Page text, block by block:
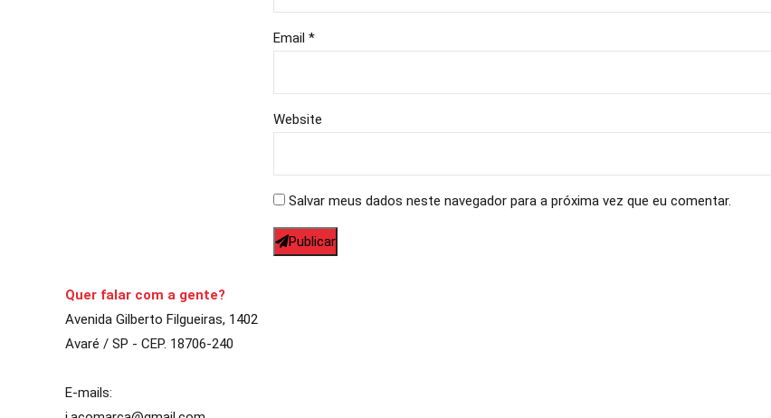
Email *
Website
Salvar meus dados neste navegador para a próxima vez que eu comentar.
Publicar
Quer falar com a gente?
Avenida Gilberto Filgueiras, 1402
Avaré / SP - CEP. 18706-240
E-mails: